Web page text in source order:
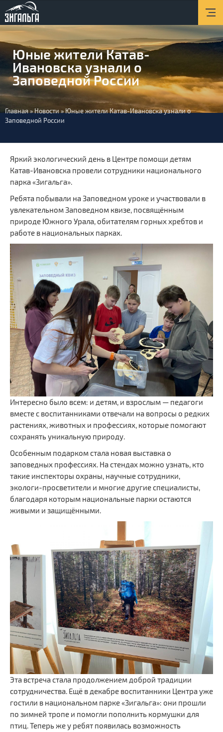
Новости
Туризм
Экопросвещение
Услуги
Юные жители Катав-
Ивановска узнали о
Заповедной России
Вы
здесь
Главная» Новости » Юные жители Катав-Ивановска узнали о
Заповедной России
Яркий экологический день в Центре помощи детям
Катав-Ивановска провели сотрудники национального
парка «Зигальга».
Ребята побывали на Заповедном уроке и участвовали в
увлекательном Заповедном квизе, посвящённым
природе Южного Урала, обитателям горных хребтов и
работе в национальных парках.
Интересно было всем: и детям, и взрослым — педагоги
вместе с воспитанниками отвечали на вопросы о редких
растениях, животных и профессиях, которые помогают
сохранять уникальную природу.
Особенным подарком стала новая выставка о
заповедных профессиях. На стендах можно узнать, кто
такие инспекторы охраны, научные сотрудники,
экологи-просветители и многие другие специалисты,
благодаря которым национальные парки остаются
живыми и защищёнными.
Эта встреча стала продолжением доброй традиции
сотрудничества. Ещё в декабре воспитанники Центра уже
гостили в национальном парке «Зигальга»: они прошли
по зимней тропе и помогли пополнить кормушки для
птиц. Теперь же у ребят появилась возможность